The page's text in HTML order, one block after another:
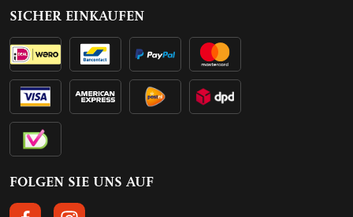
SICHER EINKAUFEN
FOLGEN SIE UNS AUF